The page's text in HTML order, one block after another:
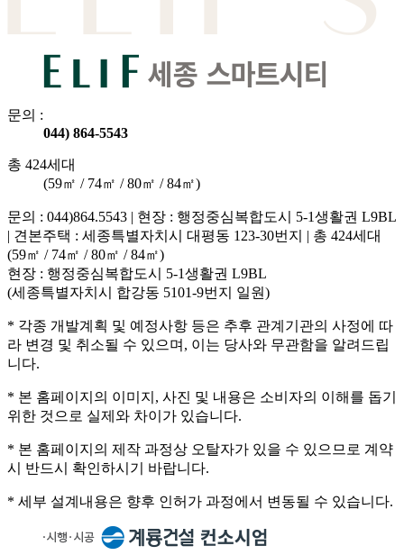
문의 :
044) 864-5543
총 424세대
(59㎡ / 74㎡ / 80㎡ / 84㎡)
문의 : 044)864.5543 | 현장 : 행정중심복합도시 5-1생활권 L9BL
| 견본주택 : 세종특별자치시 대평동 123-30번지 | 총 424세대
(59㎡ / 74㎡ / 80㎡ / 84㎡)
현장 : 행정중심복합도시 5-1생활권 L9BL
(세종특별자치시 합강동 5101-9번지 일원)
* 각종 개발계획 및 예정사항 등은 추후 관계기관의 사정에 따
라 변경 및 취소될 수 있으며, 이는 당사와 무관함을 알려드립
니다.
* 본 홈페이지의 이미지, 사진 및 내용은 소비자의 이해를 돕기
위한 것으로 실제와 차이가 있습니다.
* 본 홈페이지의 제작 과정상 오탈자가 있을 수 있으므로 계약
시 반드시 확인하시기 바랍니다.
* 세부 설계내용은 향후 인허가 과정에서 변동될 수 있습니다.